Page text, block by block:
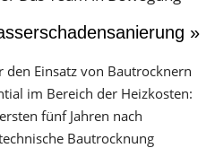
»
Einsatz von Bautrocknern
im Bereich der Heizkosten:
fünf Jahren nach
Bautrocknung